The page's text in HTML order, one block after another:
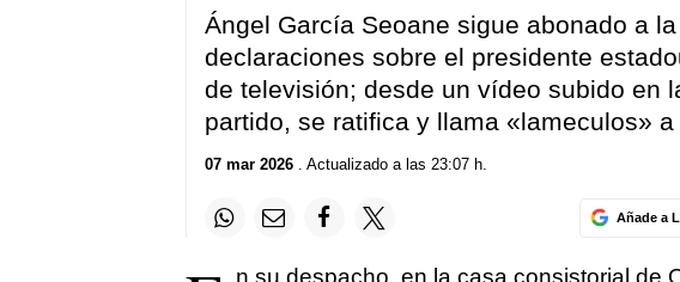
Ángel García Seoane sigue abonado a
declaraciones sobre el presidente
de televisión; desde un vídeo subido en
partido, se ratifica y llama «lameculos»
07 mar 2026. Actualizado a las 23:07 h.
Añade a